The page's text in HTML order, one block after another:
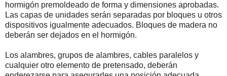
hormigón premoldeado de forma y dimensiones aprobadas.
Las capas de unidades serán separadas por bloques u otros
dispositivos igualmente adecuados. Bloques de madera no
deberán ser dejados en el hormigón.
Los alambres, grupos de alambres, cables paralelos y
cualquier otro elemento de pretensado, deberán